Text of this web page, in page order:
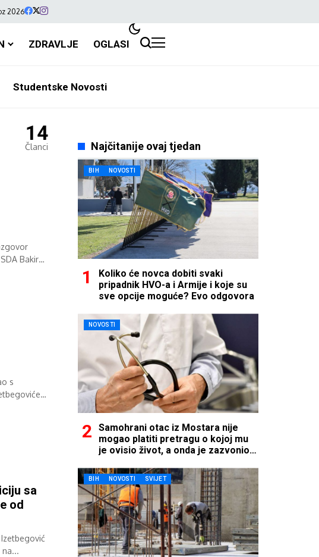
2026
ZDRAVLJE OGLASI
Studentske Novosti
14
Članci
Bakira
s
sa
od
Najčitanije ovaj tjedan
BIH NOVOSTI
Koliko će novca dobiti svaki
pripadnik HVO-a i Armije i koje su
sve opcije moguće? Evo odgovora
NOVOSTI
Samohrani otac iz Mostara nije
mogao platiti pretragu o kojoj mu
je ovisio život, a onda je zazvonio
BIH NOVOSTI SVIJET